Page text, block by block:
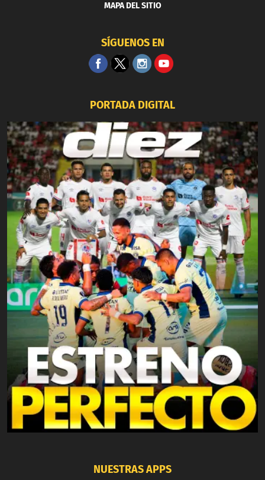
MAPA DEL SITIO
SÍGUENOS EN
PORTADA DIGITAL
NUESTRAS APPS